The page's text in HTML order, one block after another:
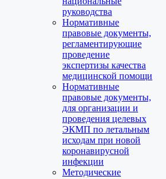
руководства
Нормативные
правовые документы,
регламентирующие
проведение
экспертизы качества
медицинской помощи
Нормативные
правовые документы,
для организации и
проведения целевых
ЭКМП по летальным
исходам при новой
коронавирусной
инфекции
Методические